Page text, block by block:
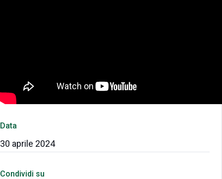
Data
30 aprile 2024
Condividi su